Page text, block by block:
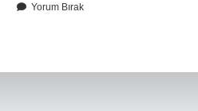
Yorum Bırak